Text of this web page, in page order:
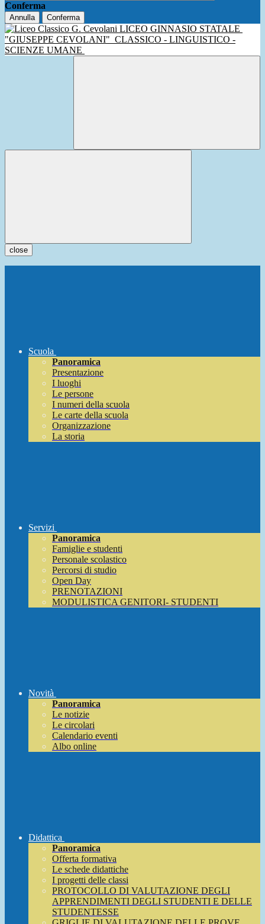
Conferma
Annulla Conferma
LICEO GINNASIO STATALE
"GIUSEPPE CEVOLANI" CLASSICO - LINGUISTICO -
SCIENZE UMANE
close
Scuola
Panoramica
Presentazione
I luoghi
Le persone
I numeri della scuola
Le carte della scuola
Organizzazione
La storia
Servizi
Panoramica
Famiglie e studenti
Personale scolastico
Percorsi di studio
Open Day
PRENOTAZIONI
MODULISTICA GENITORI- STUDENTI
Novità
Panoramica
Le notizie
Le circolari
Calendario eventi
Albo online
Didattica
Panoramica
Offerta formativa
Le schede didattiche
I progetti delle classi
PROTOCOLLO DI VALUTAZIONE DEGLI
APPRENDIMENTI DEGLI STUDENTI E DELLE
STUDENTESSE